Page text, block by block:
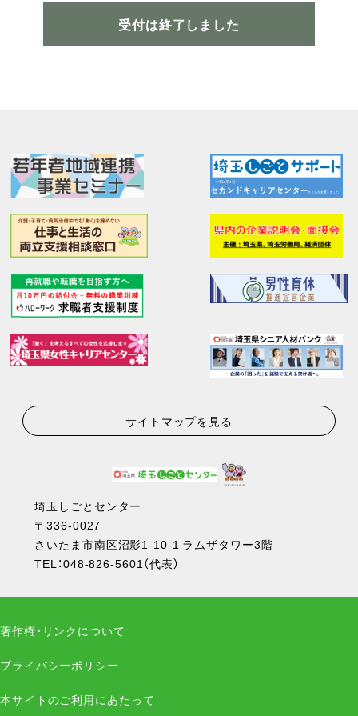
受付は終了しました
サイトマップを見る
埼玉しごとセンター
〒336-0027
さいたま市南区沼影1-10-1 ラムザタワー3階
TEL：048-826-5601（代表）
著作権・リンクについて
プライバシーポリシー
本サイトのご利用にあたって